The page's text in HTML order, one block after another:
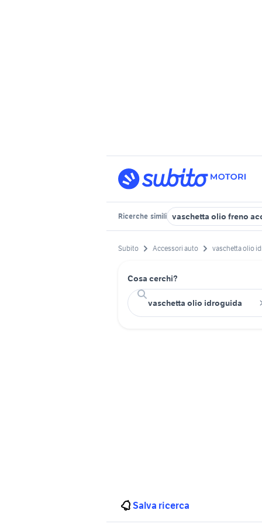
Ricerche simili vaschetta olio freno
Subito Accessori auto vaschetta olio
Cosa cerchi?
Salva ricerca